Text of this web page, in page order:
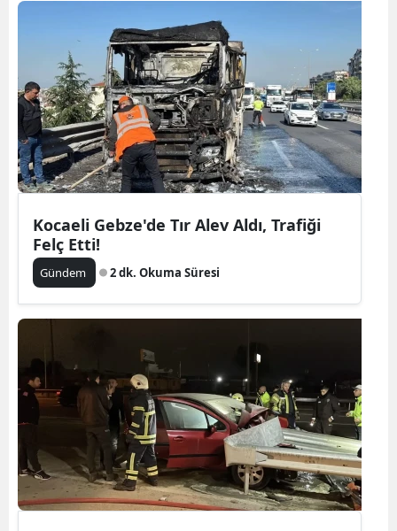
Kocaeli Gebze'de Tır Alev Aldı, Trafiği
Felç Etti!
Gündem 2 dk. Okuma Süresi